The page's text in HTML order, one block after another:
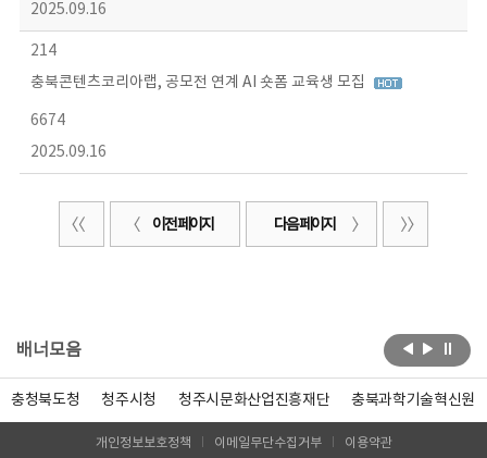
2025.09.16
214
충북콘텐츠코리아랩, 공모전 연계 AI 숏폼 교육생 모집
6674
2025.09.16
이전 페이지 다음 페이지
배너모음
충청북도청 청주시청 청주시문화산업진흥재단 충북과학기술혁신원
개인정보보호정책 이메일무단수집거부 이용약관